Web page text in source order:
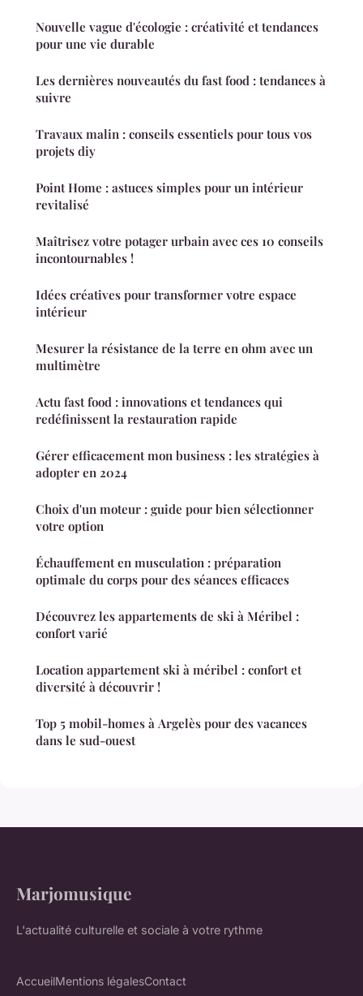
Nouvelle vague d'écologie : créativité et tendances
pour une vie durable
Les dernières nouveautés du fast food : tendances à
suivre
Travaux malin : conseils essentiels pour tous vos
projets diy
Point Home : astuces simples pour un intérieur
revitalisé
Maîtrisez votre potager urbain avec ces 10 conseils
incontournables !
Idées créatives pour transformer votre espace
intérieur
Mesurer la résistance de la terre en ohm avec un
multimètre
Actu fast food : innovations et tendances qui
redéfinissent la restauration rapide
Gérer efficacement mon business : les stratégies à
adopter en 2024
Choix d'un moteur : guide pour bien sélectionner
votre option
Échauffement en musculation : préparation
optimale du corps pour des séances efficaces
Découvrez les appartements de ski à Méribel :
confort varié
Location appartement ski à méribel : confort et
diversité à découvrir !
Top 5 mobil-homes à Argelès pour des vacances
dans le sud-ouest
Marjomusique
L'actualité culturelle et sociale à votre rythme
AccueilMentions légalesContact